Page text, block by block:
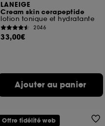
LANEIGE
Cream skin cerapeptide
lotion tonique et hydratante
2046
33,00€
Ajouter au panier
Offre fidélité web